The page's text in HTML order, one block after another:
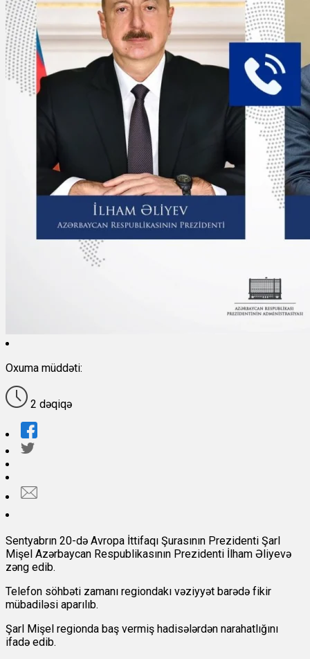
Oxuma müddəti:
2 dəqiqə
Sentyabrın 20-də Avropa İttifaqı Şurasının Prezidenti Şarl
Mişel Azərbaycan Respublikasının Prezidenti İlham Əliyevə
zəng edib.
Telefon söhbəti zamanı regiondakı vəziyyət barədə fikir
mübadiləsi aparılıb.
Şarl Mişel regionda baş vermiş hadisələrdən narahatlığını
ifadə edib.